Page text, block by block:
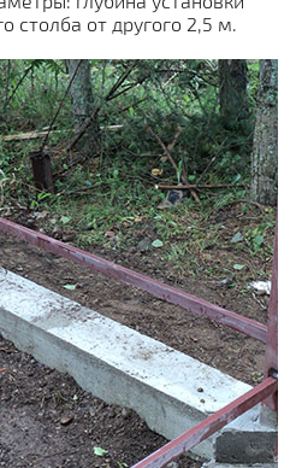
столба от другого 2,5 м.